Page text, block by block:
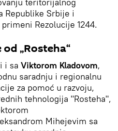
Republike Srbije i
Rezolucije 1244.
„Rosteha“
i sa Viktorom Kladovom,
saradnju i regionalnu
za pomoć u razvoju,
tehnologija "Rosteha",
Mihejevim sa